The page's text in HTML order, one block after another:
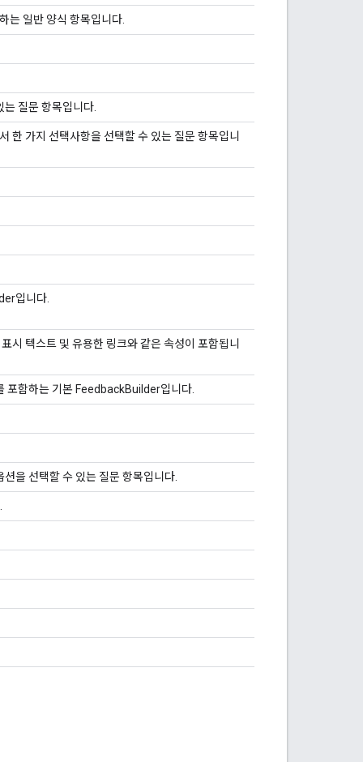
는 일반 양식 항목입니다.
질문 항목입니다.
한 가지 선택사항을 선택할 수 있는 질문 항목입니
입니다.
시 텍스트 및 유용한 링크와 같은 속성이 포함됩니
포함하는 기본 FeedbackBuilder입니다.
을 선택할 수 있는 질문 항목입니다.